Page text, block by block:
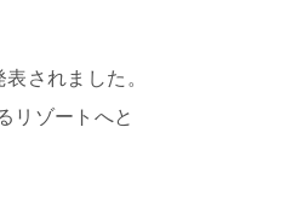
されました。
リゾートへと